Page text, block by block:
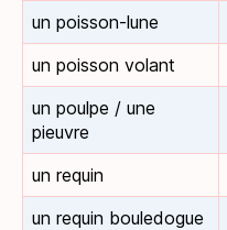
un poisson-lune
un poisson volant
un poulpe / une
pieuvre
un requin
un requin bouledogue